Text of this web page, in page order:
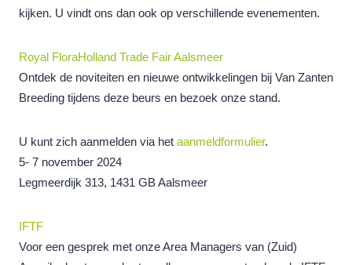
kijken. U vindt ons dan ook op verschillende evenementen.
Royal FloraHolland Trade Fair Aalsmeer
Ontdek de noviteiten en nieuwe ontwikkelingen bij Van Zanten
Breeding tijdens deze beurs en bezoek onze stand.
U kunt zich aanmelden via het aanmeldformulier.
5- 7 november 2024
Legmeerdijk 313, 1431 GB Aalsmeer
IFTF
Voor een gesprek met onze Area Managers van (Zuid)